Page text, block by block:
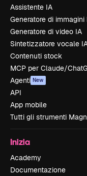
Assistente IA
Generatore di immagini
Generatore di video IA
Sintetizzatore vocale
Contenuti stock
MCP per Claude/
Agenti New
API
App mobile
Tutti gli strumenti
Inizia
Academy
Documentazione